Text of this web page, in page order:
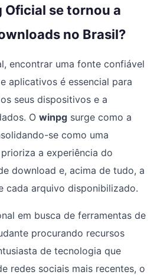
Oficial se tornou a
no Brasil?
encontrar uma fonte confiável
aplicativos é essencial para
seus dispositivos e a
O winpg surge como a
se como uma
a experiência do
download e, acima de tudo, a
cada arquivo disponibilizado.
em busca de ferramentas de
procurando recursos
de tecnologia que
redes sociais mais recentes, o